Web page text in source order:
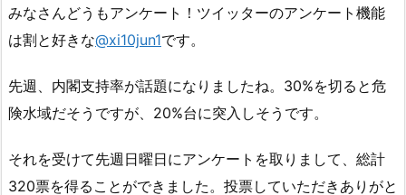
みなさんどうもアンケート！ツイッターのアンケート機能
は割と好きな@xi10jun1です。
先週、内閣支持率が話題になりましたね。30%を切ると危
険水域だそうですが、20%台に突入しそうです。
それを受けて先週日曜日にアンケートを取りまして、総計
320票を得ることができました。投票していただきありがと